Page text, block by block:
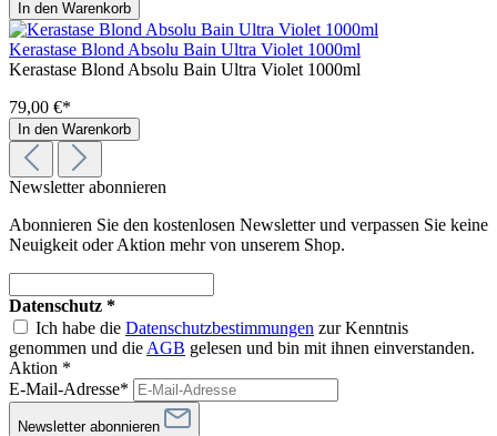
In den Warenkorb
Kerastase Blond Absolu Bain Ultra Violet 1000ml
Kerastase Blond Absolu Bain Ultra Violet 1000ml
79,00 €*
In den Warenkorb
Newsletter abonnieren
Abonnieren Sie den kostenlosen Newsletter und verpassen Sie keine
Neuigkeit oder Aktion mehr von unserem Shop.
Datenschutz *
Ich habe die Datenschutzbestimmungen zur Kenntnis
genommen und die AGB gelesen und bin mit ihnen einverstanden.
Aktion *
E-Mail-Adresse*
Newsletter abonnieren